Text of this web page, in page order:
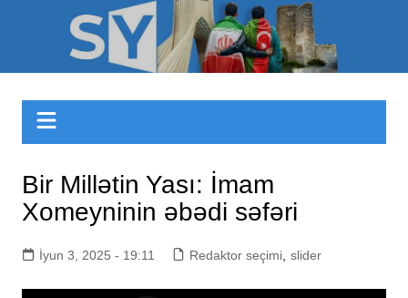
Sizinyol.org
Bir Millətin Yası: İmam
Xomeyninin əbədi səfəri
İyun 3, 2025 - 19:11 Redaktor seçimi, slider